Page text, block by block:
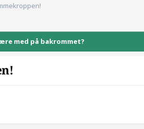
med på bakrommet?